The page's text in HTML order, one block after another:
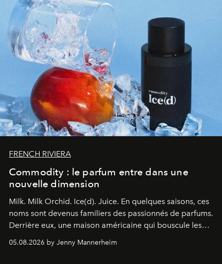
FRENCH RIVIERA
Commodity : le parfum entre dans une
nouvelle dimension
Milk. Milk Orchid. Ice(d). Juice. En quelques saisons, ces
noms sont devenus familiers des passionnés de parfums.
Derrière eux, une maison américaine qui bouscule les
codes de la parfumerie contemporaine en proposant
une approche aussi intuitive que personnelle :
05.08.2026 by Jenny Mannerheim